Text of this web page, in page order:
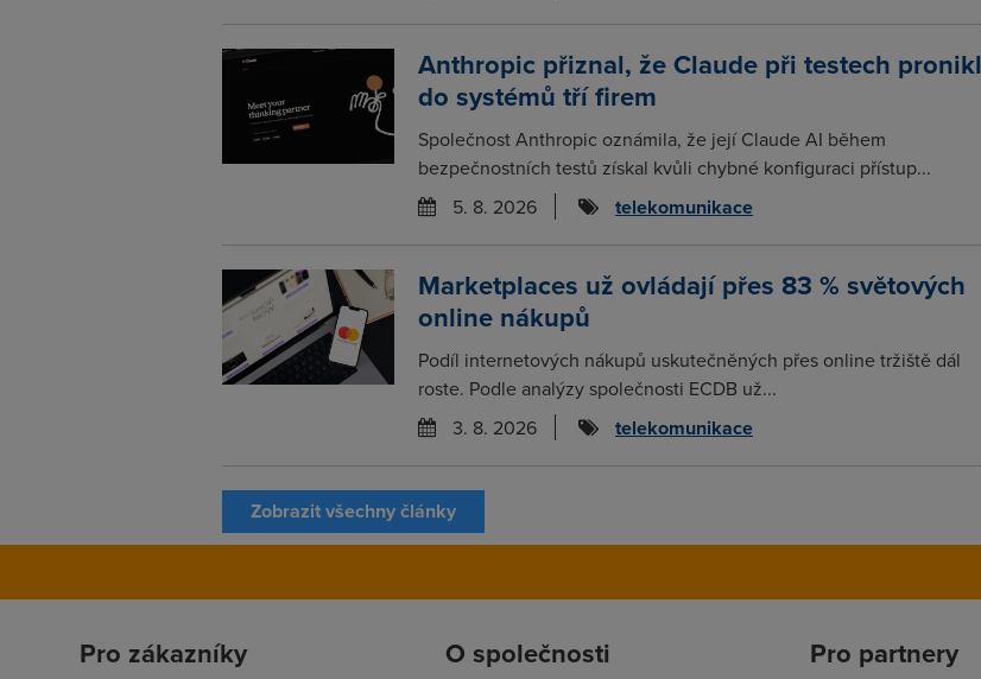
Anthropic přiznal, že Claude při testech pronikl
do systémů tří firem
Společnost Anthropic oznámila, že její Claude AI během
bezpečnostních testů získal kvůli chybné konfiguraci přístup...
5. 8. 2026
telekomunikace
Marketplaces už ovládají přes 83 % světových
online nákupů
Podíl internetových nákupů uskutečněných přes online tržiště dál
roste. Podle analýzy společnosti ECDB už...
3. 8. 2026
telekomunikace
Zobrazit všechny články
Pro zákazníky O společnosti Pro partnery